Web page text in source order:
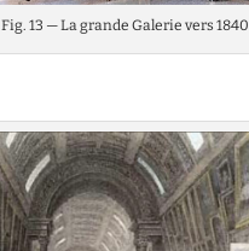
Fig. 13 — La grande Galerie vers 1840